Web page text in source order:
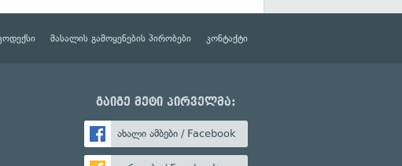
მასალის გამოყენების პირობები კონტაქტი
გაიგე მეტი პირველმა:
ახალი ამბები / Facebook